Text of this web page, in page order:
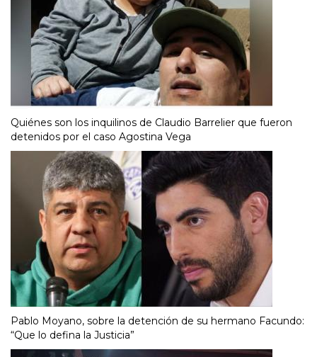
Quiénes son los inquilinos de Claudio Barrelier que fueron
detenidos por el caso Agostina Vega
Pablo Moyano, sobre la detención de su hermano Facundo:
“Que lo defina la Justicia”